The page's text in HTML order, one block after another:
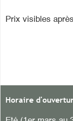
Prix visibles après
Horaire